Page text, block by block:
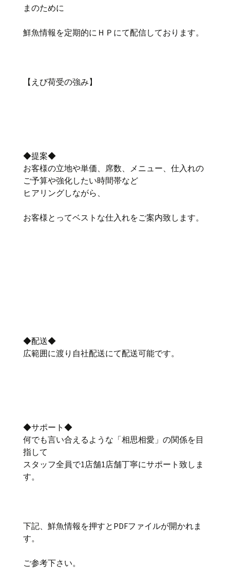
まのために
鮮魚情報を定期的にＨＰにて配信しております。
【えび荷受の強み】
◆提案◆
お客様の立地や単価、席数、メニュー、仕入れの
ご予算や強化したい時間帯など
ヒアリングしながら、
お客様とってベストな仕入れをご案内致します。
◆配送◆
広範囲に渡り自社配送にて配送可能です。
◆サポート◆
何でも言い合えるような「相思相愛」の関係を目
指して
スタッフ全員で1店舗1店舗丁寧にサポート致しま
す。
下記、鮮魚情報を押すとPDFファイルが開かれま
す。
ご参考下さい。